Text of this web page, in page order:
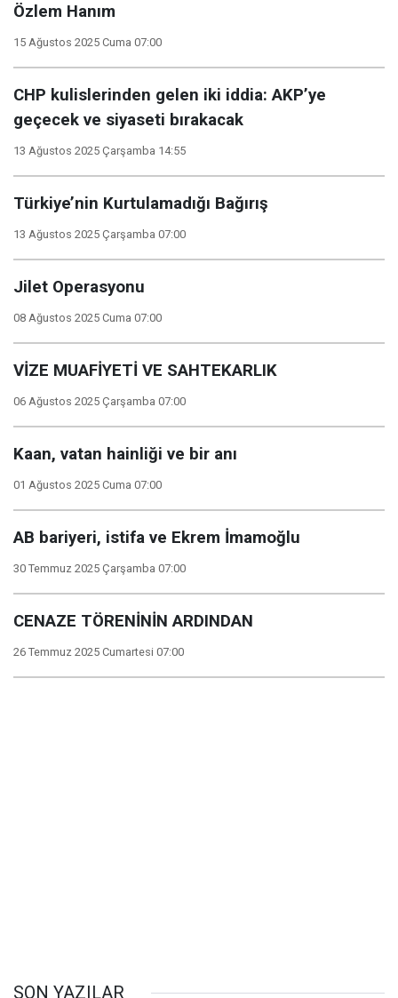
Özlem Hanım
15 Ağustos 2025 Cuma 07:00
CHP kulislerinden gelen iki iddia: AKP’ye
geçecek ve siyaseti bırakacak
13 Ağustos 2025 Çarşamba 14:55
Türkiye’nin Kurtulamadığı Bağırış
13 Ağustos 2025 Çarşamba 07:00
Jilet Operasyonu
08 Ağustos 2025 Cuma 07:00
VİZE MUAFİYETİ VE SAHTEKARLIK
06 Ağustos 2025 Çarşamba 07:00
Kaan, vatan hainliği ve bir anı
01 Ağustos 2025 Cuma 07:00
AB bariyeri, istifa ve Ekrem İmamoğlu
30 Temmuz 2025 Çarşamba 07:00
CENAZE TÖRENİNİN ARDINDAN
26 Temmuz 2025 Cumartesi 07:00
SON YAZILAR